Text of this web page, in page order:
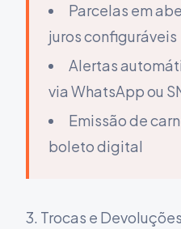
Parcelas em
juros configuráveis
Alertas
via WhatsApp ou
Emissão de
boleto digital
3. Trocas e